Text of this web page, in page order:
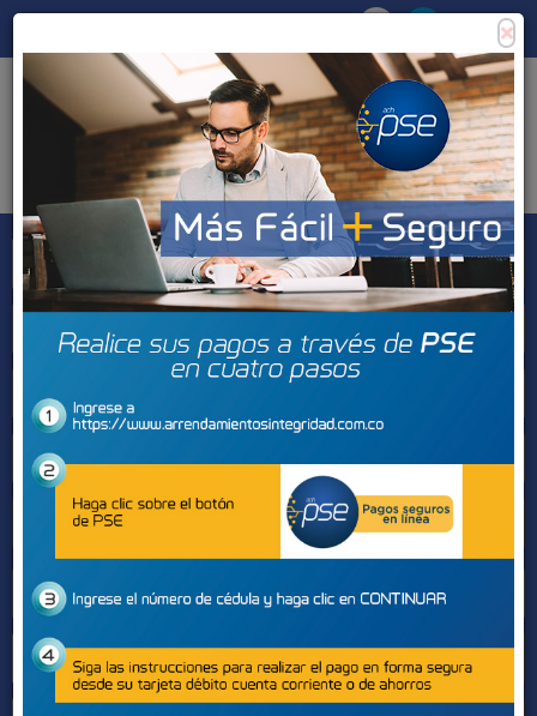
Tipo de inmueble
Municipios
Barrios
BUSCAR
Sectores
×